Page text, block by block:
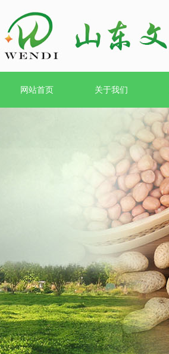
网站首页 关于我们